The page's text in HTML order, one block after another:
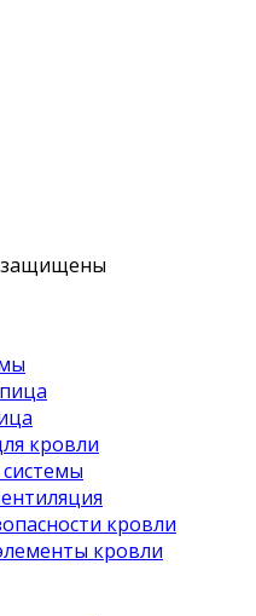
защищены
кровли
кровли
кровли